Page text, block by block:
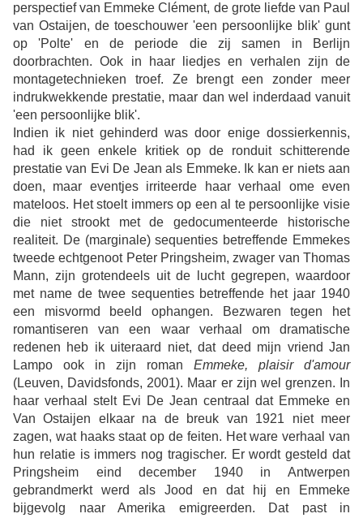
perspectief van Emmeke Clément, de grote liefde van Paul
van Ostaijen, de toeschouwer 'een persoonlijke blik' gunt
op 'Polte' en de periode die zij samen in Berlijn
doorbrachten. Ook in haar liedjes en verhalen zijn de
montagetechnieken troef. Ze brengt een zonder meer
indrukwekkende prestatie, maar dan wel inderdaad vanuit
'een persoonlijke blik'.
Indien ik niet gehinderd was door enige dossierkennis,
had ik geen enkele kritiek op de ronduit schitterende
prestatie van Evi De Jean als Emmeke. Ik kan er niets aan
doen, maar eventjes irriteerde haar verhaal ome even
mateloos. Het stoelt immers op een al te persoonlijke visie
die niet strookt met de gedocumenteerde historische
realiteit. De (marginale) sequenties betreffende Emmekes
tweede echtgenoot Peter Pringsheim, zwager van Thomas
Mann, zijn grotendeels uit de lucht gegrepen, waardoor
met name de twee sequenties betreffende het jaar 1940
een misvormd beeld ophangen. Bezwaren tegen het
romantiseren van een waar verhaal om dramatische
redenen heb ik uiteraard niet, dat deed mijn vriend Jan
Lampo ook in zijn roman Emmeke, plaisir d'amour
(Leuven, Davidsfonds, 2001). Maar er zijn wel grenzen. In
haar verhaal stelt Evi De Jean centraal dat Emmeke en
Van Ostaijen elkaar na de breuk van 1921 niet meer
zagen, wat haaks staat op de feiten. Het ware verhaal van
hun relatie is immers nog tragischer. Er wordt gesteld dat
Pringsheim eind december 1940 in Antwerpen
gebrandmerkt werd als Jood en dat hij en Emmeke
bijgevolg naar Amerika emigreerden. Dat past in